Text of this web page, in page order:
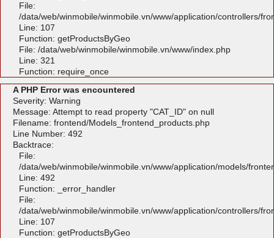
File:
/data/web/winmobile/winmobile.vn/www/application/controllers/
Line: 107
Function: getProductsByGeo
File: /data/web/winmobile/winmobile.vn/www/index.php
Line: 321
Function: require_once
A PHP Error was encountered
Severity: Warning
Message: Attempt to read property "CAT_ID" on null
Filename: frontend/Models_frontend_products.php
Line Number: 492
Backtrace:
File:
/data/web/winmobile/winmobile.vn/www/application/models/
Line: 492
Function: _error_handler
File:
/data/web/winmobile/winmobile.vn/www/application/controllers/
Line: 107
Function: getProductsByGeo